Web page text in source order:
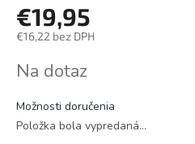
€19,95
€16,22 bez DPH
cena:
Na dotaz
Možnosti doručenia
Položka bola vypredaná…